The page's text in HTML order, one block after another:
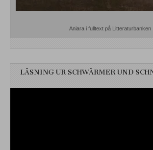
Aniara i fulltext på Litteraturbanken
LÄSNING UR SCHWÄRMER UND